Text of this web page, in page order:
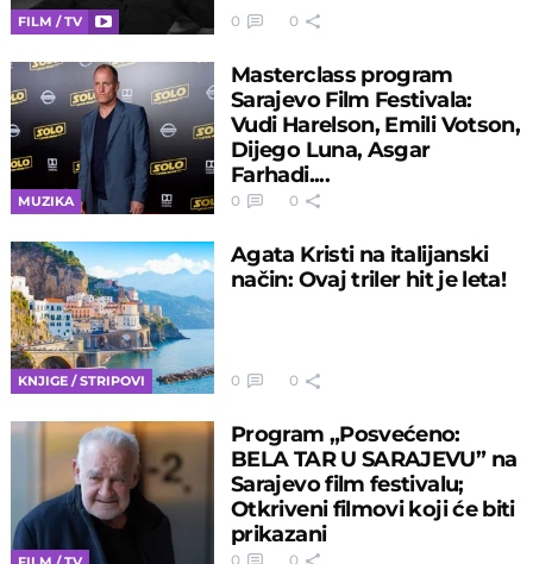
FILM / TV 0 0
MUZIKA
Masterclass program
Sarajevo Film Festivala:
Vudi Harelson, Emili Votson,
Dijego Luna, Asgar
Farhadi....
0 0
KNJIGE / STRIPOVI
Agata Kristi na italijanski
način: Ovaj triler hit je leta!
0 0
Program „Posvećeno:
BELA TAR U SARAJEVU” na
Sarajevo film festivalu;
Otkriveni filmovi koji će biti
prikazani
0 0